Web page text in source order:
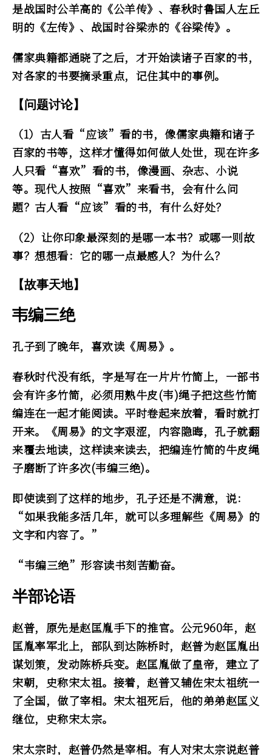
是战国时公羊高的《公羊传》、春秋时鲁国人左丘
明的《左传》、战国时谷梁赤的《谷梁传》。
儒家典籍都通晓了之后，才开始读诸子百家的书，
对各家的书要摘录重点，记住其中的事例。
【问题讨论】
（1）古人看“应该”看的书，像儒家典籍和诸子
百家的书等，这样才懂得如何做人处世，现在许多
人只看“喜欢”看的书，像漫画、杂志、小说
等。现代人按照“喜欢”来看书，会有什么问
题？古人看“应该”看的书，有什么好处？
（2）让你印象最深刻的是哪一本书？或哪一则故
事？想想看：它的哪一点最感人？为什么？
【故事天地】
韦编三绝
孔子到了晚年，喜欢读《周易》。
春秋时代没有纸，字是写在一片片竹简上，一部书
会有许多竹简，必须用熟牛皮(韦)绳子把这些竹简
编连在一起才能阅读。平时卷起来放着，看时就打
开来。《周易》的文字艰涩，内容隐晦，孔子就翻
来覆去地读，这样读来读去，把编连竹简的牛皮绳
子磨断了许多次(韦编三绝)。
即使读到了这样的地步，孔子还是不满意，说：
“如果我能多活几年，就可以多理解些《周易》的
文字和内容了。”
“韦编三绝”形容读书刻苦勤奋。
半部论语
赵普，原先是赵匡胤手下的推官。公元960年，赵
匡胤率军北上，部队到达陈桥时，赵普为赵匡胤出
谋划策，发动陈桥兵变。赵匡胤做了皇帝，建立了
宋朝，史称宋太祖。接着，赵普又辅佐宋太祖统一
了全国，做了宰相。宋太祖死后，他的弟弟赵匡义
继位，史称宋太宗。
宋太宗时，赵普仍然是宰相。有人对宋太宗说赵普